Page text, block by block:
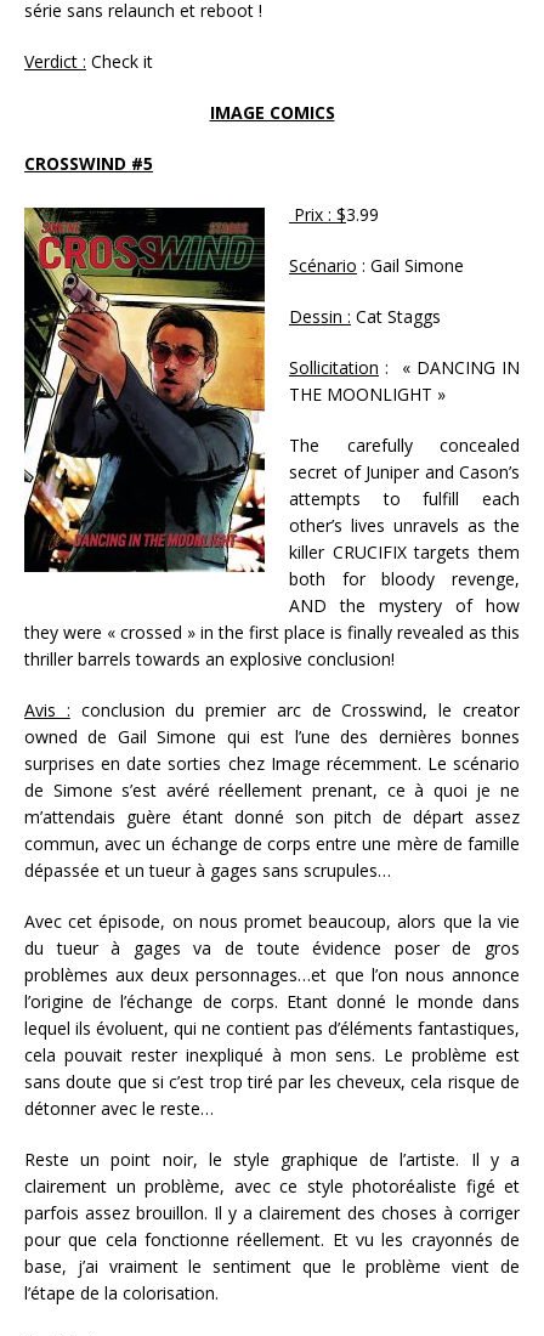
série sans relaunch et reboot !
Verdict : Check it
IMAGE COMICS
CROSSWIND #5
Prix : $3.99
Scénario : Gail Simone
Dessin : Cat Staggs
Sollicitation : « DANCING IN
THE MOONLIGHT »
The carefully concealed
secret of Juniper and Cason’s
attempts to fulfill each
other’s lives unravels as the
killer CRUCIFIX targets them
both for bloody revenge,
AND the mystery of how
they were « crossed » in the first place is finally revealed as this
thriller barrels towards an explosive conclusion!
Avis : conclusion du premier arc de Crosswind, le creator
owned de Gail Simone qui est l’une des dernières bonnes
surprises en date sorties chez Image récemment. Le scénario
de Simone s’est avéré réellement prenant, ce à quoi je ne
m’attendais guère étant donné son pitch de départ assez
commun, avec un échange de corps entre une mère de famille
dépassée et un tueur à gages sans scrupules…
Avec cet épisode, on nous promet beaucoup, alors que la vie
du tueur à gages va de toute évidence poser de gros
problèmes aux deux personnages…et que l’on nous annonce
l’origine de l’échange de corps. Etant donné le monde dans
lequel ils évoluent, qui ne contient pas d’éléments fantastiques,
cela pouvait rester inexpliqué à mon sens. Le problème est
sans doute que si c’est trop tiré par les cheveux, cela risque de
détonner avec le reste…
Reste un point noir, le style graphique de l’artiste. Il y a
clairement un problème, avec ce style photoréaliste figé et
parfois assez brouillon. Il y a clairement des choses à corriger
pour que cela fonctionne réellement. Et vu les crayonnés de
base, j’ai vraiment le sentiment que le problème vient de
l’étape de la colorisation.